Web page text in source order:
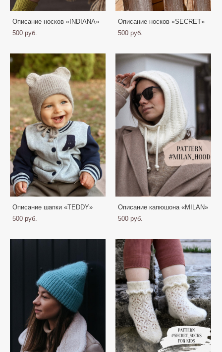
Описание носков «INDIANA»
500 pуб.
Описание носков «SECRET»
500 pуб.
Описание шапки «TEDDY»
500 pуб.
Описание капюшона «MILAN»
500 pуб.